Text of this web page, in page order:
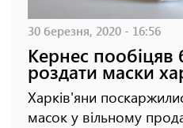
30 березня, 2020 - 16:56
Кернес
роздати маски
Харків'яни
масок у вільному